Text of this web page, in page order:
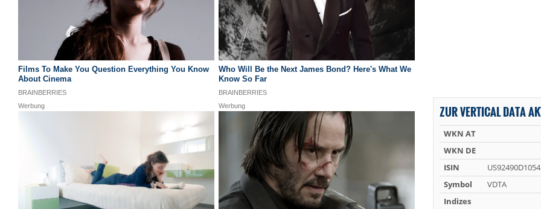
ZUR VERTICAL DATA
WKN AT
WKN DE
ISIN
US92490D1054
Symbol
VDTA
Indizes